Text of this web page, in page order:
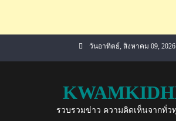
วันอาทิตย์, สิงหาคม 09, 2026
รวบรวมข่าว ความคิดเห็นจากทั่ว